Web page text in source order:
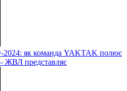
2024: як команда YAKTAK полює
ЖВЛ представляє